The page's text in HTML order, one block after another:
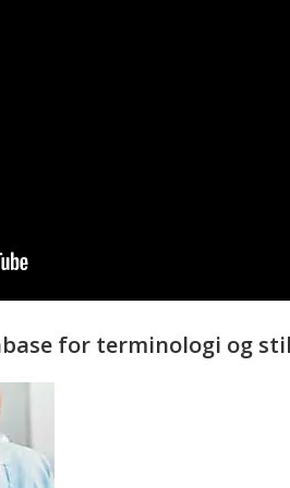
for terminologi og